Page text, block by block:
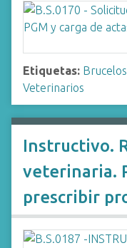
Etiquetas:
Veterinarios
Instructivo.
veterinaria.
prescribir